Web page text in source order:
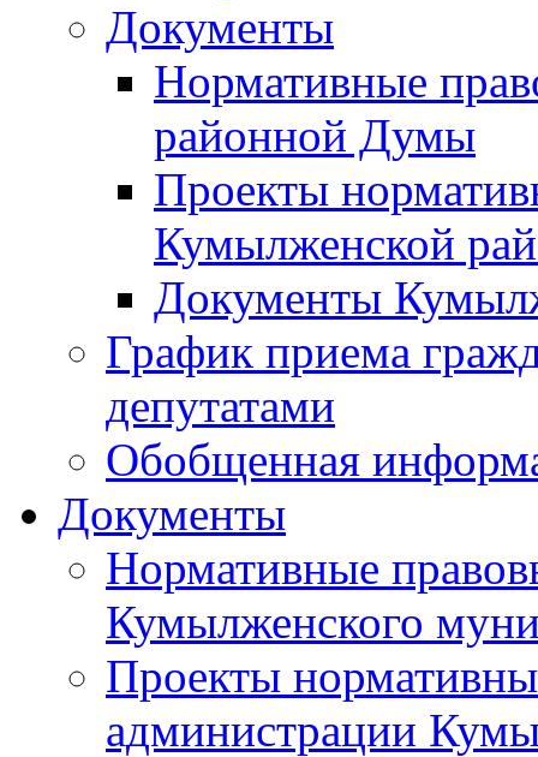
Документы
Нормативные
районной Думы
Проекты
Кумылженской
Документы
График приема
депутатами
Обобщенная
Документы
Нормативные
Кумылженского
Проекты
администрации